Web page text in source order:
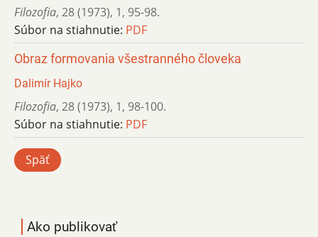
Filozofia, 28 (1973), 1, 95-98.
Súbor na stiahnutie: PDF
Obraz formovania všestranného človeka
Dalimír Hajko
Filozofia, 28 (1973), 1, 98-100.
Súbor na stiahnutie: PDF
Späť
Ako publikovať